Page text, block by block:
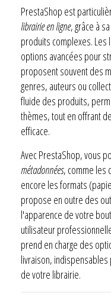
PrestaShop est
librairie en ligne, grâce à
produits complexes.
options avancées pour
proposent souvent des
genres, auteurs ou
fluide des produits,
thèmes, tout en offrant
efficace.
Avec PrestaShop, vous
métadonnées, comme les
encore les formats
propose en outre des
l'apparence de votre
utilisateur
prend en charge des
livraison,
de votre librairie.